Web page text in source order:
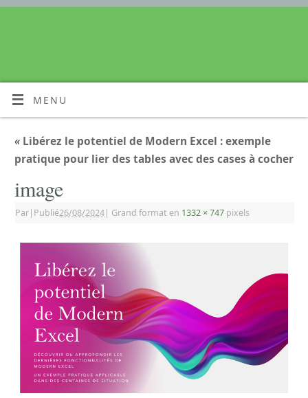
MENU
« Libérez le potentiel de Modern Excel : exemple
pratique pour lier des tables avec des cases à cocher
image
Par| Publié26/08/2024| Grand format en 1332 × 747 pixels